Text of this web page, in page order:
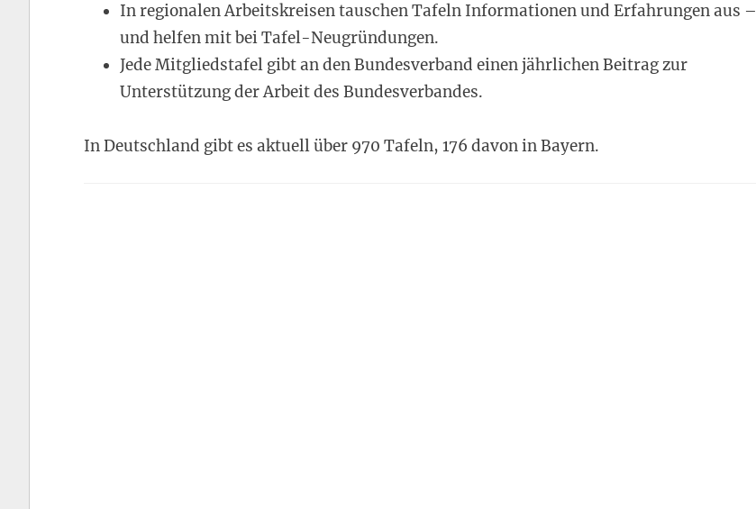
In regionalen Arbeitskreisen tauschen Tafeln Informationen und Erfahrungen aus –
und helfen mit bei Tafel-Neugründungen.
Jede Mitgliedstafel gibt an den Bundesverband einen jährlichen Beitrag zur
Unterstützung der Arbeit des Bundesverbandes.
In Deutschland gibt es aktuell über 970 Tafeln, 176 davon in Bayern.